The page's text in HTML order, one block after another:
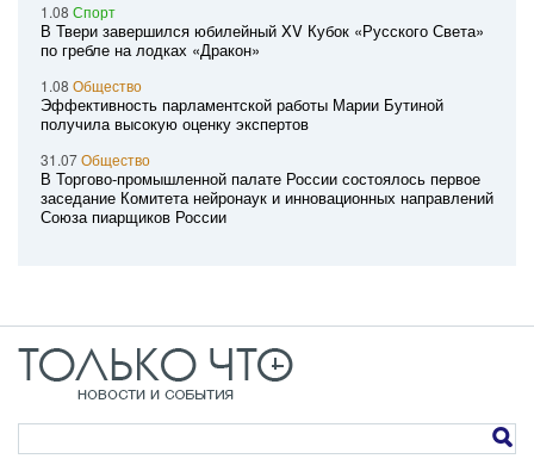
1.08 Спорт
В Твери завершился юбилейный XV Кубок «Русского Света»
по гребле на лодках «Дракон»
1.08 Общество
Эффективность парламентской работы Марии Бутиной
получила высокую оценку экспертов
31.07Общество
В Торгово-промышленной палате России состоялось первое
заседание Комитета нейронаук и инновационных направлений
Союза пиарщиков России